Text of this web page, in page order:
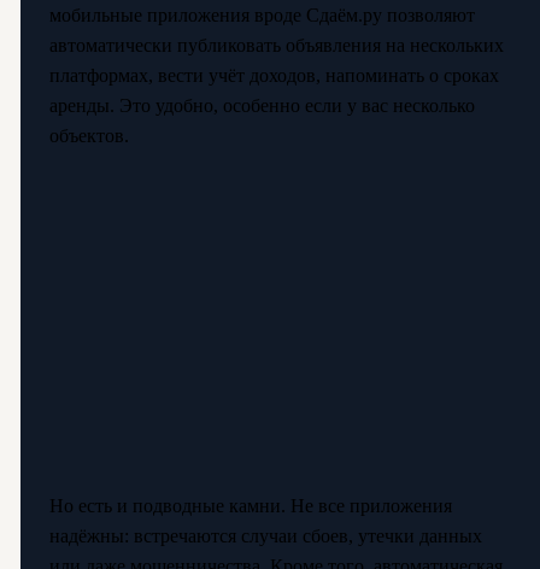
мобильные приложения вроде Сдаём.ру позволяют
автоматически публиковать объявления на нескольких
платформах, вести учёт доходов, напоминать о сроках
аренды. Это удобно, особенно если у вас несколько
объектов.
Но есть и подводные камни. Не все приложения
надёжны: встречаются случаи сбоев, утечки данных